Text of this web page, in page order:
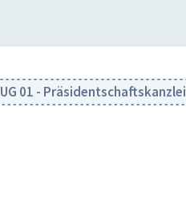
UG 01 - Präsidentschaftskanzlei